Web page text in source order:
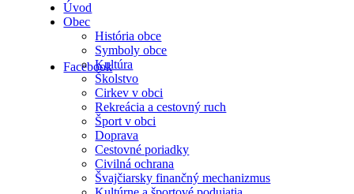
Facebook
Úvod
Obec
História obce
Symboly obce
Kultúra
Školstvo
Cirkev v obci
Rekreácia a cestovný ruch
Šport v obci
Doprava
Cestovné poriadky
Civilná ochrana
Švajčiarsky finančný mechanizmus